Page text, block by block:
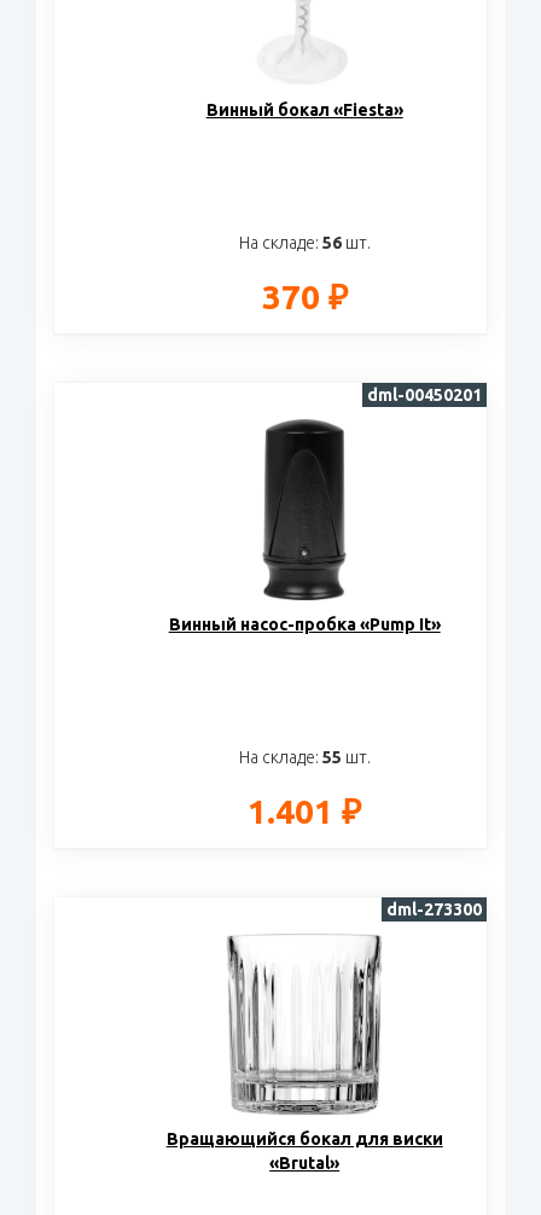
Винный бокал «Fiesta»
На складе: 56шт.
370 ₽
Винный насос-пробка «Pump It»
На складе: 55 шт.
1.401 ₽
dml-00450201
Вращающийся бокал для виски
«Brutal»
dml-273300